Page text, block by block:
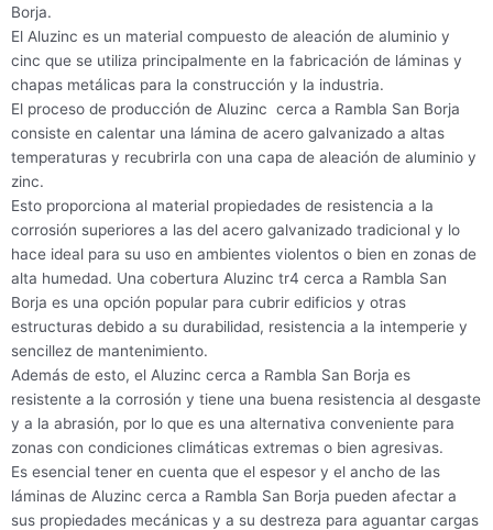
Borja.
El Aluzinc es un material compuesto de aleación de aluminio y
cinc que se utiliza principalmente en la fabricación de láminas y
chapas metálicas para la construcción y la industria.
El proceso de producción de Aluzinc cerca a Rambla San Borja
consiste en calentar una lámina de acero galvanizado a altas
temperaturas y recubrirla con una capa de aleación de aluminio y
zinc.
Esto proporciona al material propiedades de resistencia a la
corrosión superiores a las del acero galvanizado tradicional y lo
hace ideal para su uso en ambientes violentos o bien en zonas de
alta humedad. Una cobertura Aluzinc tr4 cerca a Rambla San
Borja es una opción popular para cubrir edificios y otras
estructuras debido a su durabilidad, resistencia a la intemperie y
sencillez de mantenimiento.
Además de esto, el Aluzinc cerca a Rambla San Borja es
resistente a la corrosión y tiene una buena resistencia al desgaste
y a la abrasión, por lo que es una alternativa conveniente para
zonas con condiciones climáticas extremas o bien agresivas.
Es esencial tener en cuenta que el espesor y el ancho de las
láminas de Aluzinc cerca a Rambla San Borja pueden afectar a
sus propiedades mecánicas y a su destreza para aguantar cargas